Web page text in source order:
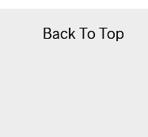
Back To Top
Back To Top